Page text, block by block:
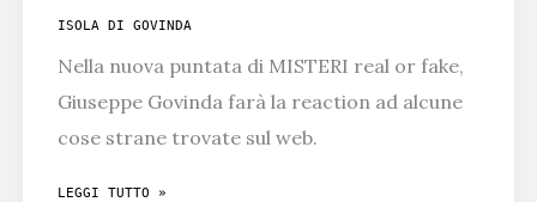
NVIDIA
ISOLA DI GOVINDA
Nella nuova puntata di MISTERI real or fake,
Giuseppe Govinda farà la reaction ad alcune
cose strane trovate sul web.
ALCUNE
LEGGI TUTTO »